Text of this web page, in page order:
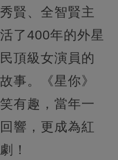
賢、全智賢主
了400年的外星
頂級女演員的
事。《星你》
有趣，當年一
響，更成為紅
！